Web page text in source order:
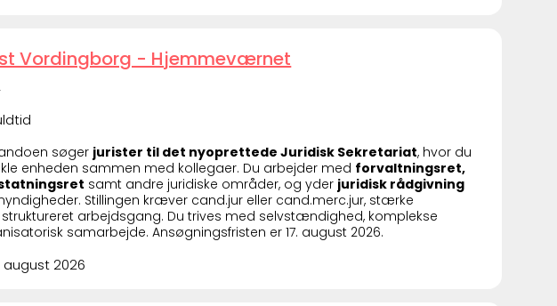
Vordingborg - Hjemmeværnet
søger jurister til det nyoprettede Juridisk Sekretariat, hvor du
enheden sammen med kollegaer. Du arbejder med forvaltningsret,
samt andre juridiske områder, og yder juridisk rådgivning
Stillingen kræver cand.jur eller cand.merc.jur, stærke
arbejdsgang. Du trives med selvstændighed, komplekse
samarbejde. Ansøgningsfristen er 17. august 2026.
2026